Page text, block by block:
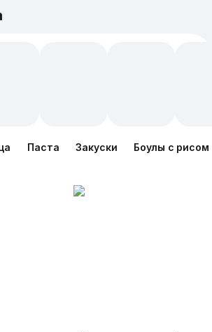
Паста Закуски Боулы с рисом